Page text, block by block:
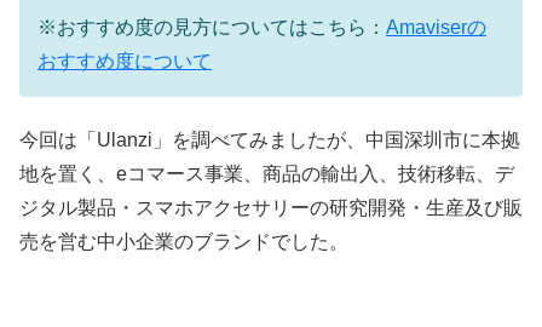
※おすすめ度の見方についてはこちら： Amaviserの
おすすめ度について
今回は「 Ulanzi 」を調べてみましたが、中国深圳市に本拠
地を置く、eコマース事業、商品の輸出入、技術移転、デ
ジタル製品・スマホアクセサリーの研究開発・生産及び販
売を営む中小企業のブランドでした。